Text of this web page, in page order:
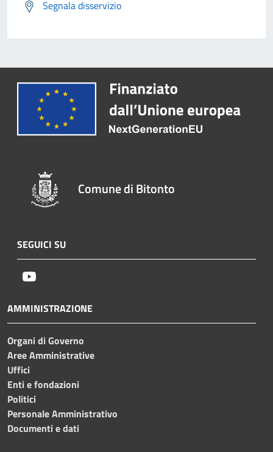
Segnala disservizio
Comune di Bitonto
SEGUICI SU
AMMINISTRAZIONE
Organi di Governo
Aree Amministrative
Uffici
Enti e fondazioni
Politici
Personale Amministrativo
Documenti e dati